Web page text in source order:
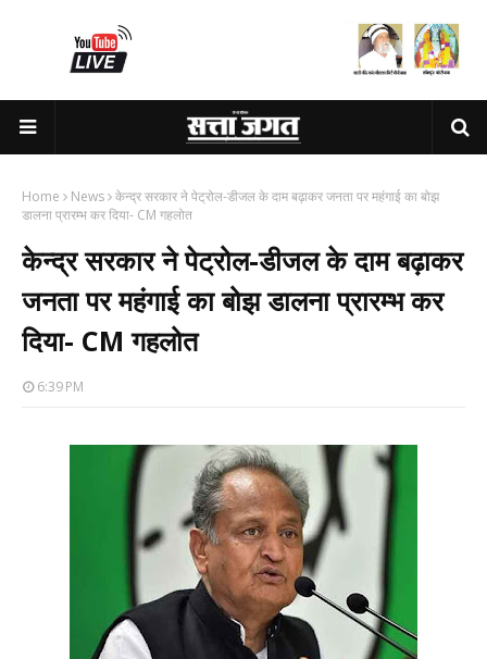
Home News केन्द्र सरकार ने पेट्रोल-डीजल के दाम बढ़ाकर जनता पर महंगाई का बोझ
डालना प्रारम्भ कर दिया- CM गहलोत
केन्द्र सरकार ने पेट्रोल-डीजल के दाम बढ़ाकर
जनता पर महंगाई का बोझ डालना प्रारम्भ कर
दिया- CM गहलोत
6:39 PM